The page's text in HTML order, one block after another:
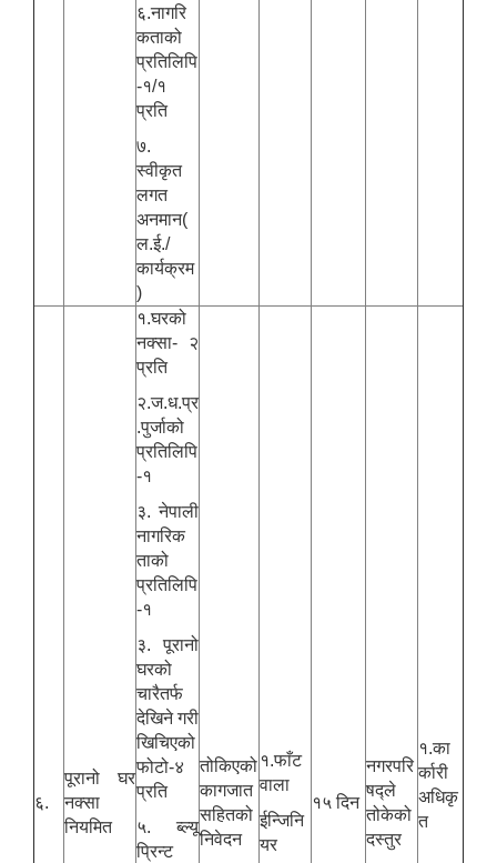
६.नागरि
कताको
प्रतिलिपि
-१/१
प्रति
७.
स्वीकृत
लगत
अनमान(
ल.ई./
कार्यक्रम
)
६.
पूरानो घर
नक्सा
नियमित
१.घरको
नक्सा- २
प्रति
२.ज.ध.प्र
.पुर्जाको
प्रतिलिपि
-१
३. नेपाली
नागरिक
ताको
प्रतिलिपि
-१
३. पूरानो
घरको
चारैतर्फ
देखिने गरी
खिचिएको
फोटो-४
प्रति
५. ब्ल्यू
प्रिन्ट
तोकिएको
कागजात
सहितको
निवेदन
१.फाँट
वाला
ईन्जिनि
यर
१५ दिन
नगरपरि
षद्ले
तोकेको
दस्तुर
१.का
र्कारी
अधिकृ
त